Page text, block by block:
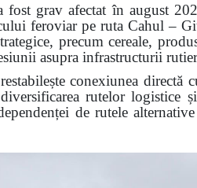
grav afectat în august
feroviar pe ruta Cahul –
precum cereale,
asupra infrastructurii
conexiunea
rutelor
de rutele